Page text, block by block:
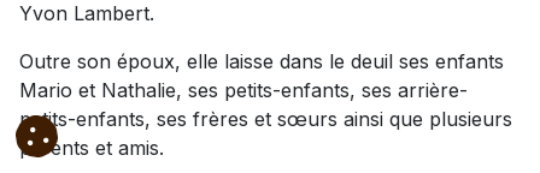
Yvon Lambert.
Outre son époux, elle laisse dans le deuil ses enfants
Mario et Nathalie, ses petits-enfants, ses arrière-
petits-enfants, ses frères et sœurs ainsi que plusieurs
parents et amis.